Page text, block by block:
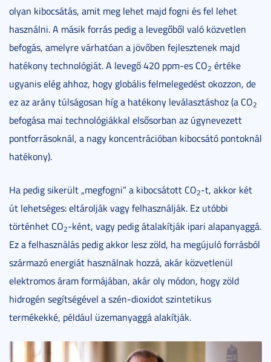
olyan kibocsátás, amit meg lehet majd fogni és fel lehet
használni. A másik forrás pedig a levegőből való közvetlen
befogás, amelyre várhatóan a jövőben fejlesztenek majd
hatékony technológiát. A levegő 420 ppm-es CO2 értéke
ugyanis elég ahhoz, hogy globális felmelegedést okozzon, de
ez az arány túlságosan híg a hatékony leválasztáshoz (a CO2
befogása mai technológiákkal elsősorban az úgynevezett
pontforrásoknál, a nagy koncentrációban kibocsátó pontoknál
hatékony).
Ha pedig sikerült „megfogni” a kibocsátott CO2-t, akkor két
út lehetséges: eltárolják vagy felhasználják. Ez utóbbi
történhet CO2-ként, vagy pedig átalakítják ipari alapanyaggá.
Ez a felhasználás pedig akkor lesz zöld, ha megújuló forrásból
származó energiát használnak hozzá, akár közvetlenül
elektromos áram formájában, akár oly módon, hogy zöld
hidrogén segítségével a szén-dioxidot szintetikus
termékekké, például üzemanyaggá alakítják.